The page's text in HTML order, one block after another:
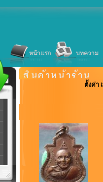
หน้าแรก บทความ
ตั้งค่า